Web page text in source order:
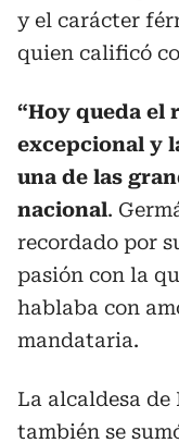
y el carácter
quien calificó
“Hoy queda el
excepcional y
una de las
nacional.
recordado por
pasión con la
hablaba con
mandataria.
La alcaldesa
también se